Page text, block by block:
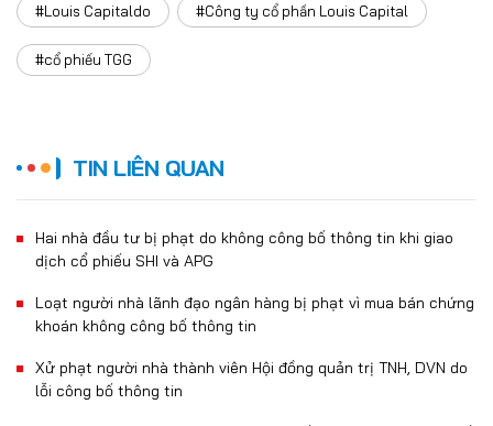
#Louis Capitaldo #Công ty cổ phần Louis Capital
#cổ phiếu TGG
TIN LIÊN QUAN
Hai nhà đầu tư bị phạt do không công bố thông tin khi giao
dịch cổ phiếu SHI và APG
Loạt người nhà lãnh đạo ngân hàng bị phạt vì mua bán chứng
khoán không công bố thông tin
Xử phạt người nhà thành viên Hội đồng quản trị TNH, DVN do
lỗi công bố thông tin